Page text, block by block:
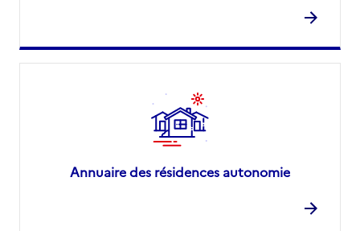
Annuaire des résidences autonomie